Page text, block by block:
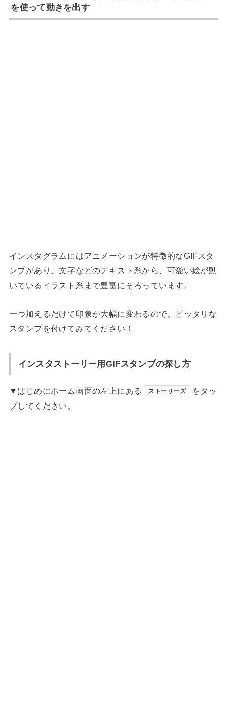
を使って動きを出す
インスタグラムにはアニメーションが特徴的なGIFスタ
ンプがあり、文字などのテキスト系から、可愛い絵が動
いているイラスト系まで豊富にそろっています。
一つ加えるだけで印象が大幅に変わるので、ピッタリな
スタンプを付けてみてください！
インスタストーリー用GIFスタンプの探し方
▼はじめにホーム画面の左上にある ストーリーズ
をタッ
プしてください。